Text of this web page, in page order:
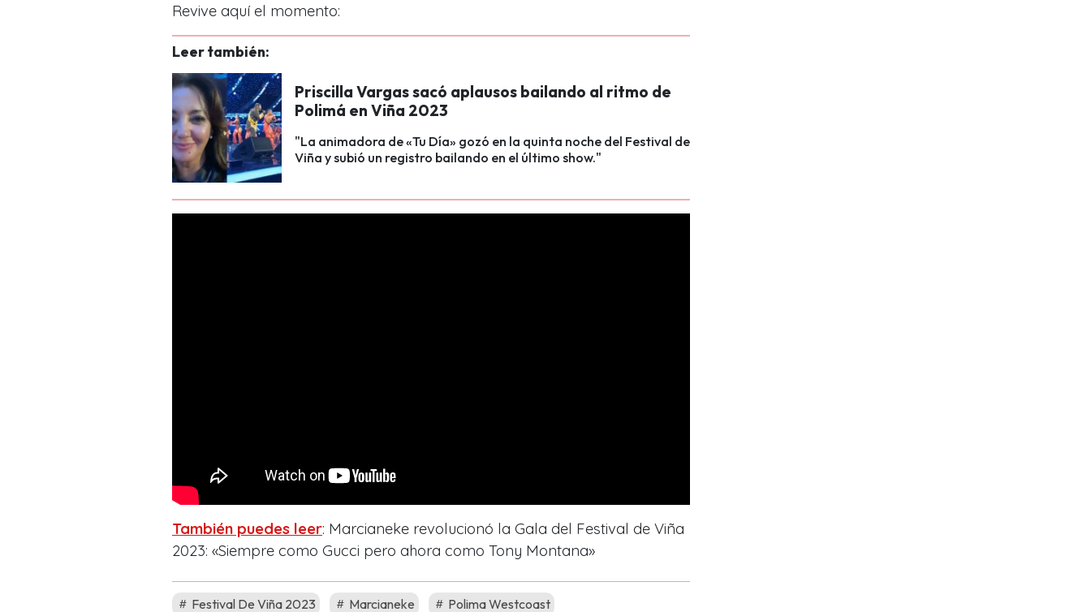
Revive aquí el momento:
Leer también:
Priscilla Vargas sacó aplausos bailando al ritmo de
Polimá en Viña 2023
"La animadora de «Tu Día» gozó en la quinta noche del Festival de
Viña y subió un registro bailando en el último show."
También puedes leer: Marcianeke revolucionó la Gala del Festival de Viña
2023: «Siempre como Gucci pero ahora como Tony Montana»
Festival De Viña 2023 Marcianeke Polima Westcoast